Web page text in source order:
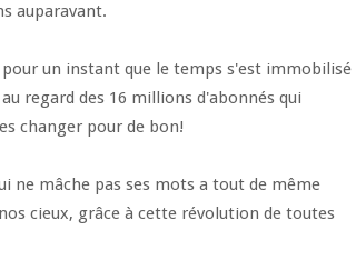
auparavant.
un instant que le temps s'est immobilisé
regard des 16 millions d'abonnés qui
changer pour de bon!
ne mâche pas ses mots a tout de même
cieux, grâce à cette révolution de toutes